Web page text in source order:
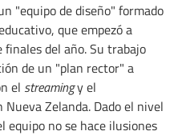
"equipo de diseño" formado
que empezó a
del año. Su trabajo
de un "plan rector" a
el streamingy el
Zelanda. Dado el nivel
equipo no se hace ilusiones